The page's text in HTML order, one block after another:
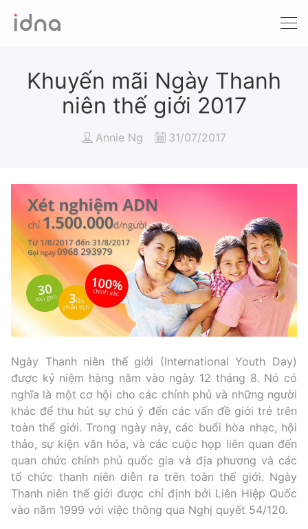
Xét nghiệm ADN
Sàng lọc trước sinh
Tầm soát ung thư
Làm khai sinh
Xét nghiệm động vật
Khuyến mãi Ngày Thanh
niên thế giới 2017
Annie Ng 31/07/2017
Ngày Thanh niên thế giới (International Youth Day)
được kỷ niệm hàng năm vào ngày 12 tháng 8. Nó có
nghĩa là một cơ hội cho các chính phủ và những người
khác để thu hút sự chú ý đến các vấn đề giới trẻ trên
toàn thế giới. Trong ngày này, các buổi hòa nhạc, hội
thảo, sự kiện văn hóa, và các cuộc họp liên quan đến
quan chức chính phủ quốc gia và địa phương và các
tổ chức thanh niên diễn ra trên toàn thế giới. Ngày
Thanh niên thế giới được chỉ định bởi Liên Hiệp Quốc
vào năm 1999 với việc thông qua Nghị quyết 54/120.